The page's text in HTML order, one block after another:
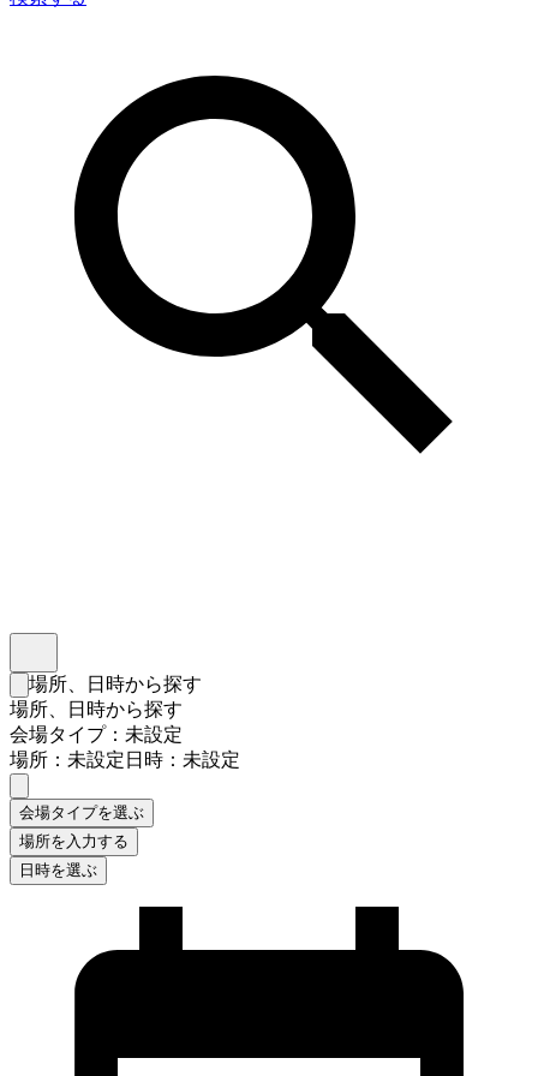
検索フォームを閉じる
場所、日時から探す
場所、日時から探す
会場タイプ：未設定
場所：未設定日時：未設定
会場タイプを選ぶ
場所を入力する
日時を選ぶ